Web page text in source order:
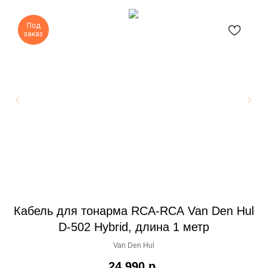
Под
заказ
Кабель для тонарма RCA-RCA Van Den Hul
D-502 Hybrid, длина 1 метр
Van Den Hul